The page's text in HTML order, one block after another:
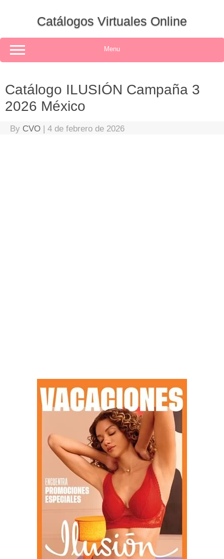
Catálogos Virtuales Online
Menu
Catálogo ILUSIÓN Campaña 3
2026 México
By CVO | 4 de febrero de 2026